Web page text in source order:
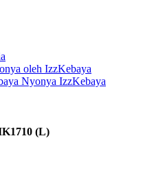
oleh IzzKebaya
Nyonya IzzKebaya
(L)